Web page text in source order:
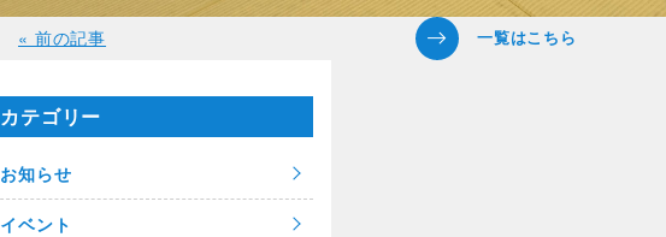
« 前の記事
カテゴリー
お知らせ
イベント